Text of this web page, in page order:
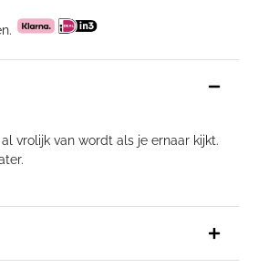
vrolijk van wordt als je ernaar kijkt.